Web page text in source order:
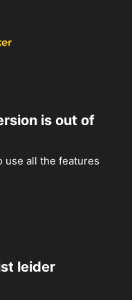
is out of
use all the features
leider